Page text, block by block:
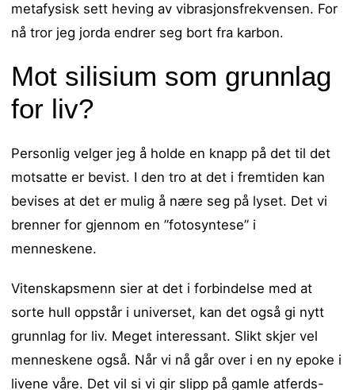
metafysisk sett heving av vibrasjonsfrekvensen. For
nå tror jeg jorda endrer seg bort fra karbon.
Mot silisium som grunnlag
for liv?
Personlig velger jeg å holde en knapp på det til det
motsatte er bevist. I den tro at det i fremtiden kan
bevises at det er mulig å nære seg på lyset. Det vi
brenner for gjennom en ”fotosyntese” i
menneskene.
Vitenskapsmenn sier at det i forbindelse med at
sorte hull oppstår i universet, kan det også gi nytt
grunnlag for liv. Meget interessant. Slikt skjer vel
menneskene også. Når vi nå går over i en ny epoke i
livene våre. Det vil si vi gir slipp på gamle atferds-